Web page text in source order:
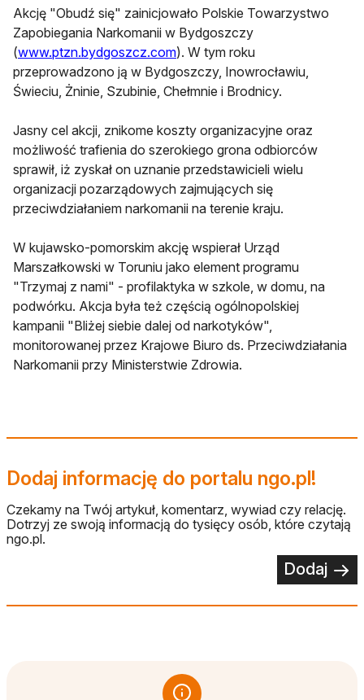
Akcję "Obudź się" zainicjowało Polskie Towarzystwo
Zapobiegania Narkomanii w Bydgoszczy
(www.ptzn.bydgoszcz.com). W tym roku
przeprowadzono ją w Bydgoszczy, Inowrocławiu,
Świeciu, Żninie, Szubinie, Chełmnie i Brodnicy.
Jasny cel akcji, znikome koszty organizacyjne oraz
możliwość trafienia do szerokiego grona odbiorców
sprawił, iż zyskał on uznanie przedstawicieli wielu
organizacji pozarządowych zajmujących się
przeciwdziałaniem narkomanii na terenie kraju.
W kujawsko-pomorskim akcję wspierał Urząd
Marszałkowski w Toruniu jako element programu
"Trzymaj z nami" - profilaktyka w szkole, w domu, na
podwórku. Akcja była też częścią ogólnopolskiej
kampanii "Bliżej siebie dalej od narkotyków",
monitorowanej przez Krajowe Biuro ds. Przeciwdziałania
Narkomanii przy Ministerstwie Zdrowia.
Dodaj informację do portalu ngo.pl!
Czekamy na Twój artykuł, komentarz, wywiad czy relację.
Dotrzyj ze swoją informacją do tysięcy osób, które czytają
ngo.pl.
Dodaj